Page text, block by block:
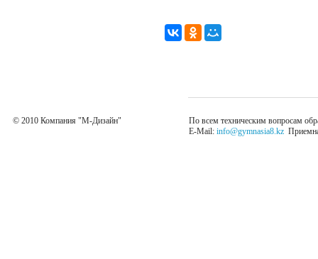
© 2010 Компания "М-Дизайн"
По всем техническим вопросам
E-Mail: info@gymnasia8.kz